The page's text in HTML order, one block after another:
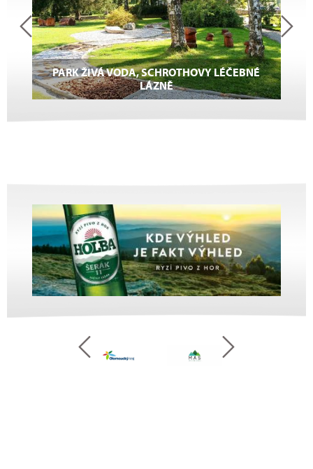
PARK ŽIVÁ VODA, SCHROTHOVY LÉČEBNÉ
LÁZNĚ